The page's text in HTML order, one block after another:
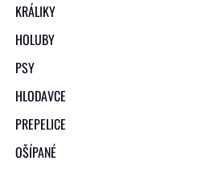
KRÁLIKY
HOLUBY
PSY
HLODAVCE
PREPELICE
OŠÍPANÉ